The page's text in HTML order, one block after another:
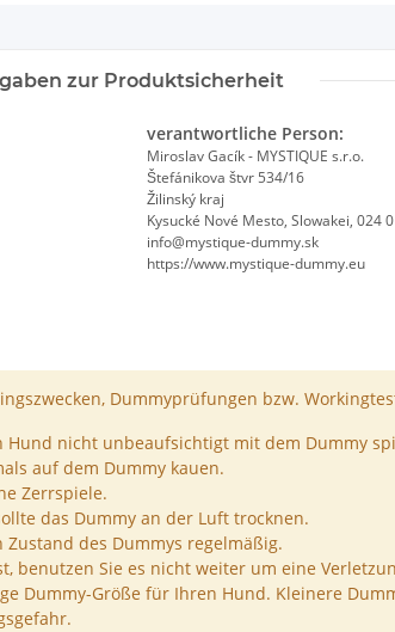
zur Produktsicherheit
verantwortliche Person:
Miroslav Gacík - MYSTIQUE s.r.o.
Štefánikova štvr 534/16
Žilinský kraj
Kysucké Nové Mesto, Slowakei, 024
info@mystique-dummy.sk
https://www.mystique-dummy.eu
Dummyprüfungen bzw.
Hund nicht unbeaufsichtigt mit dem Dummy
auf dem Dummy kauen.
Zerrspiele.
das Dummy an der Luft trocknen.
des Dummys regelmäßig.
benutzen Sie es nicht weiter um eine
Dummy-Größe für Ihren Hund. Kleinere